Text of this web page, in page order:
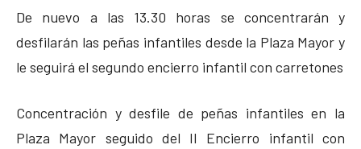
De nuevo a las 13.30 horas se concentrarán y
desfilarán las peñas infantiles desde la Plaza Mayor y
le seguirá el segundo encierro infantil con carretones
Concentración y desfile de peñas infantiles en la
Plaza Mayor seguido del II Encierro infantil con